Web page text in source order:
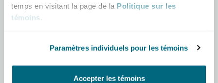
temps en visitant la page de la Politique sur les
témoins
Paramètres individuels pour les témoins
Accepter les témoins
Satellites et espace
Assurance biens
County
The St Botolph Building
Royaume-Uni et Europe